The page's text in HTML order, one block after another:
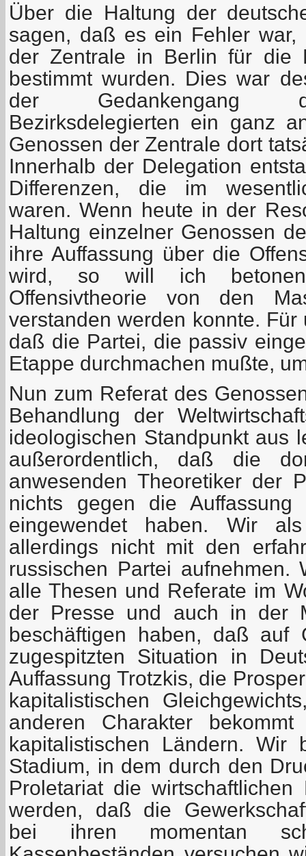
Über die Haltung der
sagen, daß es ein Fehler
der Zentrale in Berlin für die
bestimmt wurden. Dies war
der Gedankengang
Bezirksdelegierten ein ganz
Genossen der Zentrale dort
Innerhalb der Delegation
Differenzen, die im
waren. Wenn heute in der
Haltung einzelner Genossen
ihre Auffassung über die
wird, so will ich
Offensivtheorie von den
verstanden werden konnte.
daß die Partei, die passiv
Etappe durchmachen mußte,
Nun zum Referat des
Behandlung der
ideologischen Standpunkt aus
außerordentlich, daß die
anwesenden Theoretiker der
nichts gegen die Auffassung
eingewendet haben. Wir
allerdings nicht mit den
russischen Partei aufnehmen.
alle Thesen und Referate im
der Presse und auch in der
beschäftigen haben, daß auf
zugespitzten Situation in
Auffassung Trotzkis, die
kapitalistischen
anderen Charakter
kapitalistischen Ländern.
Stadium, in dem durch den
Proletariat die
werden, daß die
bei ihren momentan